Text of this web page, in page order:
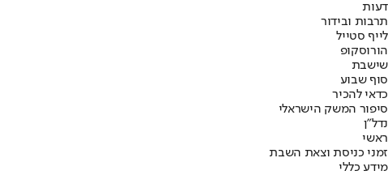
דעות
תרבות ובידור
לייף סטייל
הורוסקופ
שישבת
סוף שבוע
כדאי להכיר
סיפור המשק הישראלי
נדל"ן
ראשי
זמני כניסת וצאת השבת
מידע כללי